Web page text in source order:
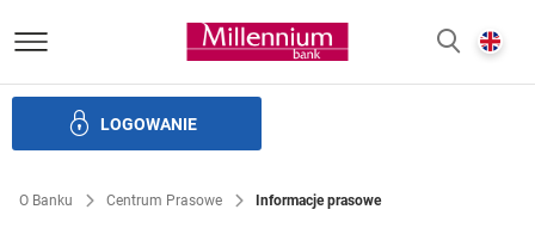
Bank Millennium homepage
LOGOWANIE
O Banku Centrum Prasowe Informacje prasowe